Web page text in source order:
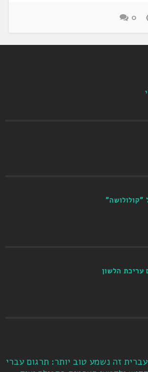
0
"קולולושה"
עריכת הלשון
זה נשמע טוב יותר: תרגום עברי